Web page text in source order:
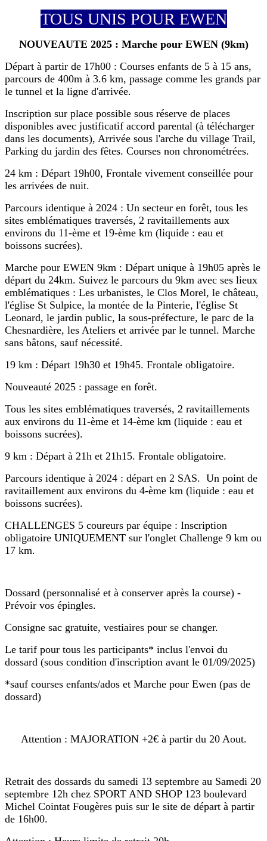
TOUS UNIS POUR EWEN
NOUVEAUTE 2025 : Marche pour EWEN (9km)
Départ à partir de 17h00 : Courses enfants de 5 à 15 ans,
parcours de 400m à 3.6 km, passage comme les grands par
le tunnel et la ligne d'arrivée.
Inscription sur place possible sous réserve de places
disponibles avec justificatif accord parental (à télécharger
dans les documents), Arrivée sous l'arche du village Trail,
Parking du jardin des fêtes. Courses non chronométrées.
24 km : Départ 19h00, Frontale vivement conseillée pour
les arrivées de nuit.
Parcours identique à 2024 : Un secteur en forêt, tous les
sites emblématiques traversés, 2 ravitaillements aux
environs du 11-ème et 19-ème km (liquide : eau et
boissons sucrées).
Marche pour EWEN 9km : Départ unique à 19h05 après le
départ du 24km. Suivez le parcours du 9km avec ses lieux
emblématiques : Les urbanistes, le Clos Morel, le château,
l'église St Sulpice, la montée de la Pinterie, l'église St
Leonard, le jardin public, la sous-préfecture, le parc de la
Chesnardière, les Ateliers et arrivée par le tunnel. Marche
sans bâtons, sauf nécessité.
19 km : Départ 19h30 et 19h45. Frontale obligatoire.
Nouveauté 2025 : passage en forêt.
Tous les sites emblématiques traversés, 2 ravitaillements
aux environs du 11-ème et 14-ème km (liquide : eau et
boissons sucrées).
9 km : Départ à 21h et 21h15. Frontale obligatoire.
Parcours identique à 2024 : départ en 2 SAS. Un point de
ravitaillement aux environs du 4-ème km (liquide : eau et
boissons sucrées).
CHALLENGES 5 coureurs par équipe : Inscription
obligatoire UNIQUEMENT sur l'onglet Challenge 9 km ou
17 km.
Dossard (personnalisé et à conserver après la course) -
Prévoir vos épingles.
Consigne sac gratuite, vestiaires pour se changer.
Le tarif pour tous les participants* inclus l'envoi du
dossard (sous condition d'inscription avant le 01/09/2025)
*sauf courses enfants/ados et Marche pour Ewen (pas de
dossard)
Attention : MAJORATION +2€ à partir du 20 Aout.
Retrait des dossards du samedi 13 septembre au Samedi 20
septembre 12h chez SPORT AND SHOP 123 boulevard
Michel Cointat Fougères puis sur le site de départ à partir
de 16h00.